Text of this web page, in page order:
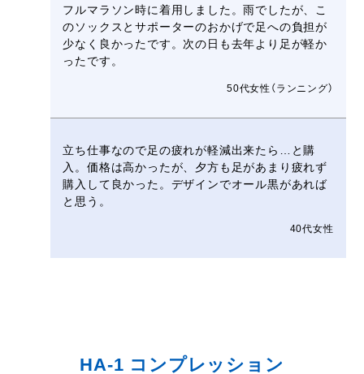
フルマラソン時に着用しました。雨でしたが、こ
のソックスとサポーターのおかげで足への負担が
少なく良かったです。次の日も去年より足が軽か
ったです。
50代女性（ランニング）
立ち仕事なので足の疲れが軽減出来たら…と購
入。価格は高かったが、夕方も足があまり疲れず
購入して良かった。デザインでオール黒があれば
と思う。
40代女性
HA-1 コンプレッション